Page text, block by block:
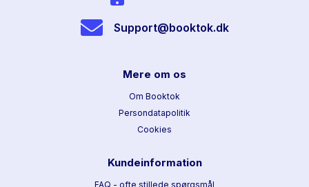
Support@booktok.dk
Mere om os
Om Booktok
Persondatapolitik
Cookies
Kundeinformation
FAQ - ofte stillede spørgsmål